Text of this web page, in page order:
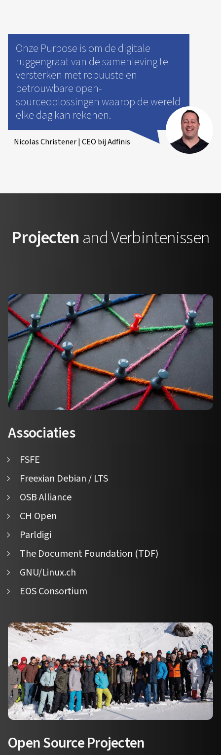
Onze Purpose is om de digitale
ruggengraat van de samenleving te
versterken met robuuste en
betrouwbare open-
sourceoplossingen waarop de wereld
elke dag kan rekenen.
Nicolas Christener | CEO bij Adfinis
Projecten and Verbintenissen
Associaties
FSFE
Freexian Debian / LTS
OSB Alliance
CH Open
Parldigi
The Document Foundation (TDF)
GNU/Linux.ch
EOS Consortium
Open Source Projecten